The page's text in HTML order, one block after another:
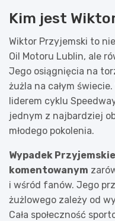
Kim jest
Wiktor Przyjemski to
Oil Motoru Lublin, ale
Jego osiągnięcia na
żużla na całym
liderem cyklu
jednym z najbardziej
młodego pokolenia.
Wypadek
komentowanym
i wśród fanów. Jego
żużlowego zależy od
Cała społeczność